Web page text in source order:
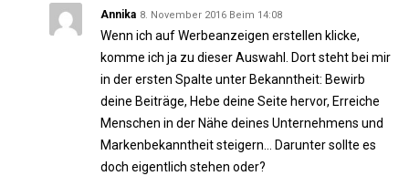
Annika 8. November 2016 Beim 14:08
Wenn ich auf Werbeanzeigen erstellen klicke,
komme ich ja zu dieser Auswahl. Dort steht bei mir
in der ersten Spalte unter Bekanntheit: Bewirb
deine Beiträge, Hebe deine Seite hervor, Erreiche
Menschen in der Nähe deines Unternehmens und
Markenbekanntheit steigern… Darunter sollte es
doch eigentlich stehen oder?